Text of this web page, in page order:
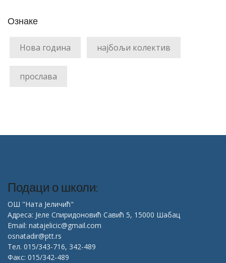
Ознаке
Нова година најбољи колектив
прослава
Подаци о школи:
ОШ "Ната Јеличић"
Адреса: Јеле Спиридоновић Савић 5, 15000 Шабац
Email: natajelicic@gmail.com
osnatadir@ptt.rs
Тел. 015/343-716, 342-489
Факс: 015/342-489